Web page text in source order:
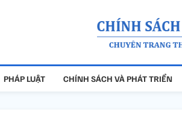
PHÁP LUẬT CHÍNH SÁCH VÀ PHÁT TRIỂN